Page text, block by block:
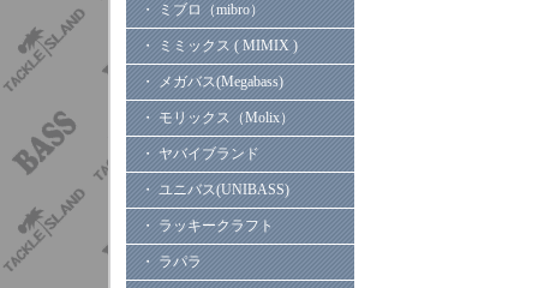
・ ミブロ（mibro）
・ ミミックス ( MIMIX )
・ メガバス(Megabass)
・ モリックス（Molix）
・ ヤバイブランド
・ ユニバス(UNIBASS)
・ ラッキークラフト
・ ラパラ